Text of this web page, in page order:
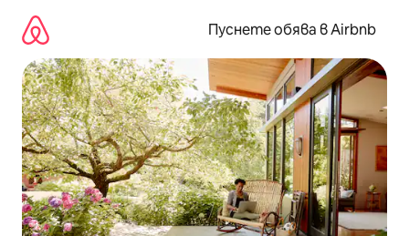
съдържанието
Пуснете обява в Airbnb